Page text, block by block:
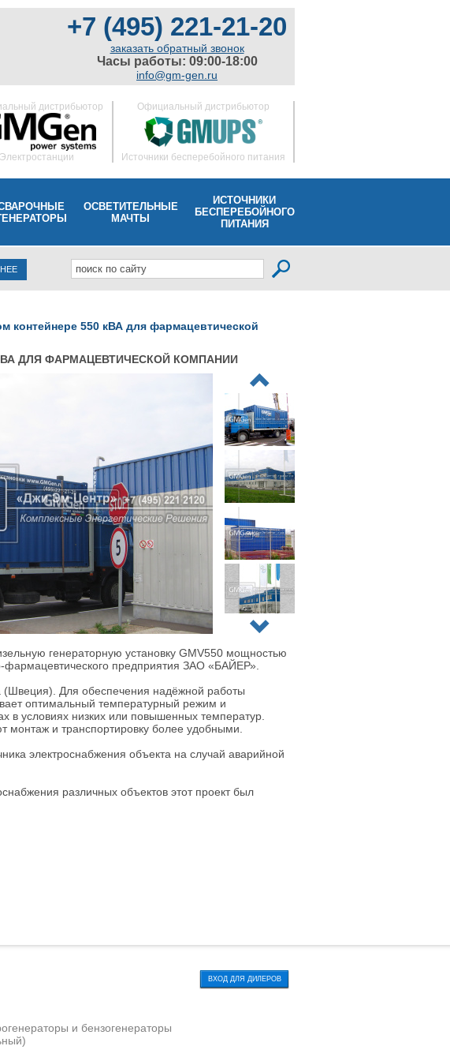
+7 (495) 221-21-20
заказать обратный звонок
Часы работы: 09:00-18:00
info@gm-gen.ru
дистрибьютор
Электростанции
Официальный дистрибьютор
Источники бесперебойного питания
ОСВЕТИТЕЛЬНЫЕ
МАЧТЫ
ИСТОЧНИКИ
БЕСПЕРЕБОЙНОГО
ПИТАНИЯ
контейнере 550 кВА для фармацевтической
ДЛЯ ФАРМАЦЕВТИЧЕСКОЙ КОМПАНИИ
генераторную установку GMV550 мощностью
фармацевтического предприятия ЗАО «БАЙЕР».
(Швеция). Для обеспечения надёжной работы
оптимальный температурный режим и
в условиях низких или повышенных температур.
монтаж и транспортировку более удобными.
электроснабжения объекта на случай аварийной
различных объектов этот проект был
ВХОД ДЛЯ ДИЛЕРОВ
и бензогенераторы